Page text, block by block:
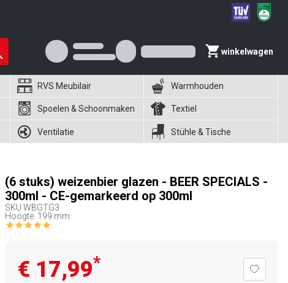
winkelwagen
RVS Meubilair Warmhouden
Spoelen & Schoonmaken Textiel
Ventilatie Stühle & Tische
(6 stuks) weizenbier glazen - BEER SPECIALS -
300ml - CE-gemarkeerd op 300ml
SKU WBGTG3
Hoogte: 199 mm
€ 17,99*